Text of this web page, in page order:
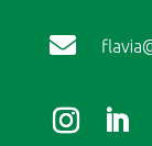
